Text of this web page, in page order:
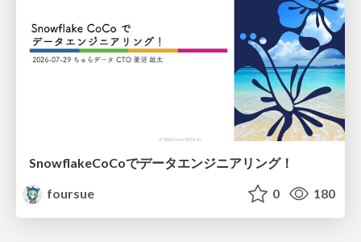
SnowflakeCoCoでデータエンジニアリング！
foursue
0 180